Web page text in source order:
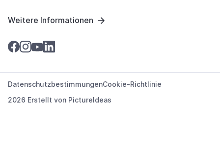
Weitere Informationen
2026 Erstellt von PictureIdeas
DatenschutzbestimmungenCookie-Richtlinie